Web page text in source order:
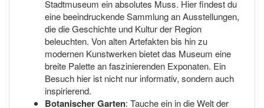
Stadtmuseum ein absolutes Muss. Hier findest du
eine beeindruckende Sammlung an Ausstellungen,
die die Geschichte und Kultur der Region
beleuchten. Von alten Artefakten bis hin zu
modernen Kunstwerken bietet das Museum eine
breite Palette an faszinierenden Exponaten. Ein
Besuch hier ist nicht nur informativ, sondern auch
inspirierend.
Botanischer Garten: Tauche ein in die Welt der